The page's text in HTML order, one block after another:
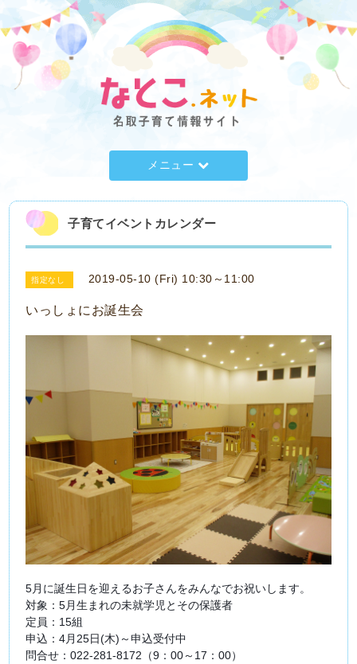
メニュー
子育てイベントカレンダー
指定なし 2019-05-10 (Fri) 10:30～11:00
いっしょにお誕生会
5月に誕生日を迎えるお子さんをみんなでお祝いします。
対象：5月生まれの未就学児とその保護者
定員：15組
申込：4月25日(木)～申込受付中
問合せ：022‐281-8172（9：00～17：00）